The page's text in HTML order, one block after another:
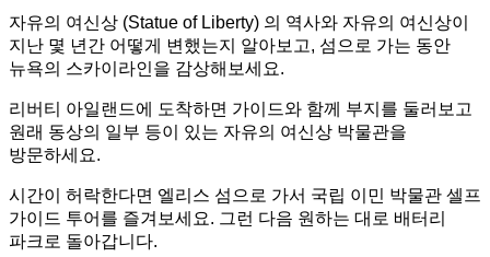
자유의 여신상 (Statue of Liberty) 의 역사와 자유의 여신상이
지난 몇 년간 어떻게 변했는지 알아보고, 섬으로 가는 동안
뉴욕의 스카이라인을 감상해보세요.
리버티 아일랜드에 도착하면 가이드와 함께 부지를 둘러보고
원래 동상의 일부 등이 있는 자유의 여신상 박물관을
방문하세요.
시간이 허락한다면 엘리스 섬으로 가서 국립 이민 박물관 셀프
가이드 투어를 즐겨보세요. 그런 다음 원하는 대로 배터리
파크로 돌아갑니다.